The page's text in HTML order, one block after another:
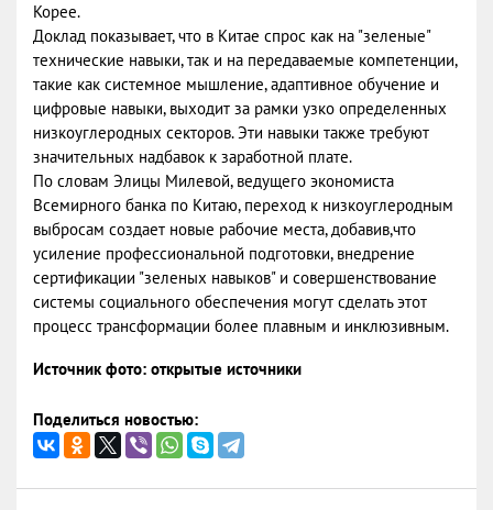
Корее.
Доклад показывает, что в Китае спрос как на "зеленые"
технические навыки, так и на передаваемые компетенции,
такие как системное мышление, адаптивное обучение и
цифровые навыки, выходит за рамки узко определенных
низкоуглеродных секторов. Эти навыки также требуют
значительных надбавок к заработной плате.
По словам Элицы Милевой, ведущего экономиста
Всемирного банка по Китаю, переход к низкоуглеродным
выбросам создает новые рабочие места, добавив,что
усиление профессиональной подготовки, внедрение
сертификации "зеленых навыков" и совершенствование
системы социального обеспечения могут сделать этот
процесс трансформации более плавным и инклюзивным.
Источник фото: открытые источники
Поделиться новостью: